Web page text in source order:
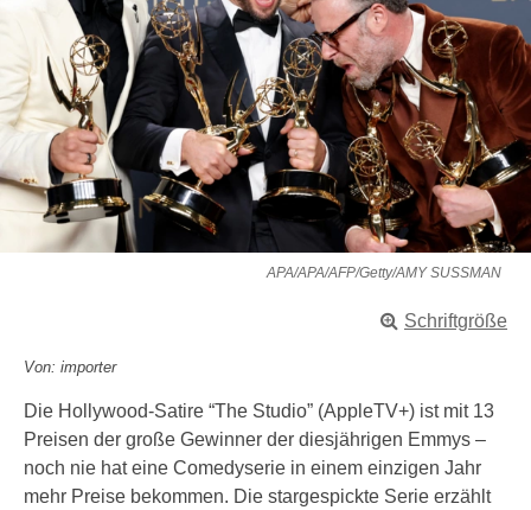
APA/APA/AFP/Getty/AMY SUSSMAN
Schriftgröße
Von: importer
Die Hollywood-Satire “The Studio” (AppleTV+) ist mit 13
Preisen der große Gewinner der diesjährigen Emmys –
noch nie hat eine Comedyserie in einem einzigen Jahr
mehr Preise bekommen. Die stargespickte Serie erzählt